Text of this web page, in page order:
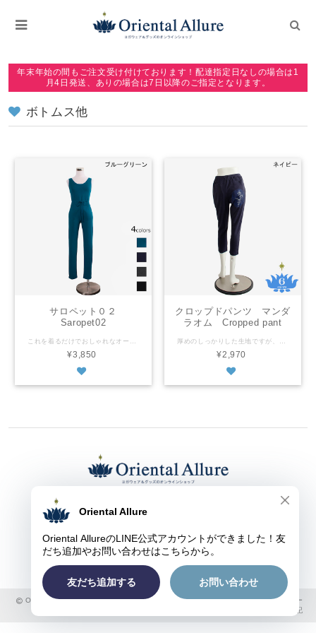
年末年始の間もご注文受け付けております！配達指定日なしの場合は1
月4日発送、ありの場合は7日以降のご指定となります。
ボトムス他
サロペット０２
Saropet02
これを着るだけでおしゃれなオールインワン。足長に見える効果大♪ フリーサイズ 平置きの状態で バスト：７０ｃｍ ウェスト：６４ｃｍ（ドローストリングで調節可） ヒップ：９０ｃｍ 着丈：１３０ｃｍ 上記のサイズからストレッチあり ※商品によってサイズに多少の個体差があります レーヨン100% 洗濯機でお洗濯可・乾燥機不可 タイ製 ※商品画像に載っていても、種類の選択肢に表示されないカラーは売り切れです。 You just need to wear this all in one. It makes your legs look longer. As it is laid out flat bust: 70cm drawstring waist: 64cm hip: 90cm body length: 130cm Stretch material ※The size may slightly vary depending on an item. Rayon100% Machine wash - laundry net bag recommended. No tumble wash Made in Thailand ※The color is sold out if it is not in the color selection even though it is shown in the photos.
¥3,850
クロップドパンツ マンダ
ラオム Cropped pant
厚めのしっかりした生地ですが、コットン１００％なのでかたくなく動きやすいです。シンプルながら右後ろのマンダラに重ねたオムのプリントが目を引きます。 フリーサイズ 平置きの状態で ウェスト：５８ｃｍ ヒップ：１００ｃｍ 総丈：７８ｃｍ 上記のサイズからストレッチあり ※商品によってサイズに多少の個体差があります コットン100% タイ製 ※商品画像に載っていても、種類の選択肢に表示されないカラーは売り切れです。 Made with thick cotton 100% material. Easy to move with stretch. Mandala with Om symbol in its center is noticable. Free size As it is laid out flat waist: 58cm hip: 100cm body length: 78cm Stretch material ※The size may slightly vary depending on an item. Cotton100% Machine wash Made in Thailand ※The color is sold out if it is not in the color selection even though it is shown in the photos.
¥2,970
TEL： ０３-５４５４-１２７８
FAX： ０３-５４５４-１２７８
Oriental Allure ヨガウェア&グッズのオンラインショップ |プライバシーポリシー
特定商取引法に基づく表記